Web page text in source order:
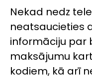
Nekad nedz
neatsaucieties
informāciju par
maksājumu
kodiem, kā arī